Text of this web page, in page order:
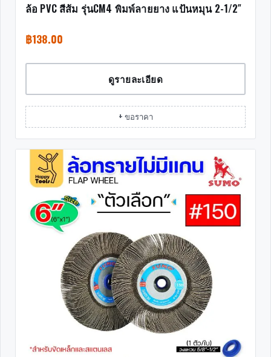
ล้อ PVC สีส้ม รุ่นCM4 พิมพ์ลายยาง แป้นหมุน 2-1/2″
฿138.00
ดูรายละเอียด
+ ขอราคา